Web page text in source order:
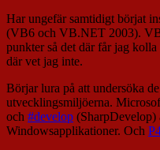
Har ungefär samtidigt börjat
(VB6 och VB.NET 2003).
punkter så det där får jag
där vet jag inte.
Börjar lura på att undersöka
utvecklingsmiljöerna.
och #develop (SharpDevelop)
Windowsapplikationer. Och